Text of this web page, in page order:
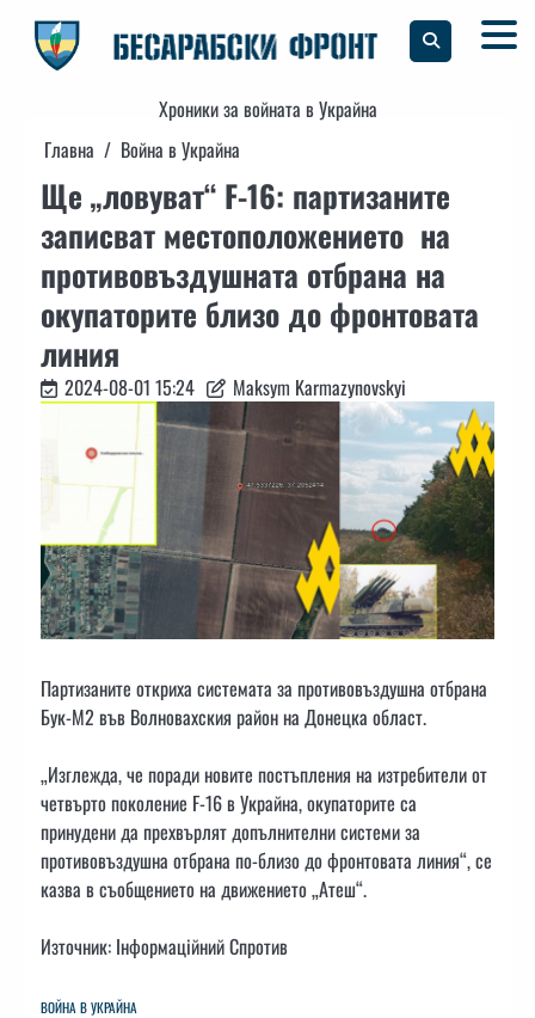
content
Хроники за войната в Украйна
Главна
Война в Украйна
Ще „ловуват“ F-16: партизаните
записват местоположението на
противовъздушната отбрана на
окупаторите близо до фронтовата
линия
2024-08-01 15:24 Maksym Karmazynovskyi
Партизаните откриха системата за противовъздушна отбрана
Бук-М2 във Волновахския район на Донецка област.
„Изглежда, че поради новите постъпления на изтребители от
четвърто поколение F-16 в Украйна, окупаторите са
принудени да прехвърлят допълнителни системи за
противовъздушна отбрана по-близо до фронтовата линия“, се
казва в съобщението на движението „Атеш“.
Източник: Інформаційний Спротив
ВОЙНА В УКРАЙНА